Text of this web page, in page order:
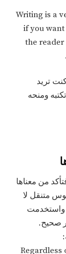
Writing is a
if you
the
تريد
ومنحه
من معناها
متنقل لا
واستخدمت
صحيح.
Regardless